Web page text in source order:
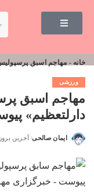
خانه - مهاجم اسبق پرسپولیس
ورزشی
مهاجم اسبق
دارلتعظیم»
ایمان صالحی آخرین